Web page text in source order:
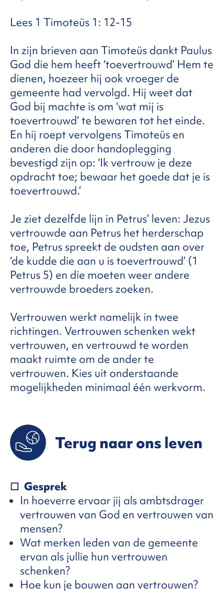
Lees 1 Timoteüs 1: 12-15
In zijn brieven aan Timoteüs dankt Paulus
God die hem heeft ‘toevertrouwd’ Hem te
dienen, hoezeer hij ook vroeger de
gemeente had vervolgd. Hij weet dat
God bij machte is om ‘wat mij is
toevertrouwd’ te bewaren tot het einde.
En hij roept vervolgens Timoteüs en
anderen die door handoplegging
bevestigd zijn op: ‘Ik vertrouw je deze
opdracht toe; bewaar het goede dat je is
toevertrouwd.’
Je ziet dezelfde lijn in Petrus’ leven: Jezus
vertrouwde aan Petrus het herderschap
toe, Petrus spreekt de oudsten aan over
‘de kudde die aan u is toevertrouwd’ (1
Petrus 5) en die moeten weer andere
vertrouwde broeders zoeken.
Vertrouwen werkt namelijk in twee
richtingen. Vertrouwen schenken wekt
vertrouwen, en vertrouwd te worden
maakt ruimte om de ander te
vertrouwen. Kies uit onderstaande
mogelijkheden minimaal één werkvorm.
Terug naar ons leven
☐ Gesprek
In hoeverre ervaar jij als ambtsdrager
vertrouwen van God en vertrouwen van
mensen?
Wat merken leden van de gemeente
ervan als jullie hun vertrouwen
schenken?
Hoe kun je bouwen aan vertrouwen?